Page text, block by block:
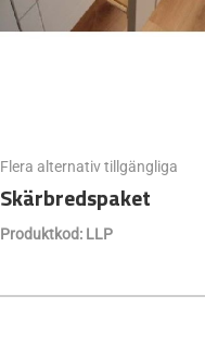
Flera alternativ tillgängliga
Skärbredspaket
Produktkod: LLP